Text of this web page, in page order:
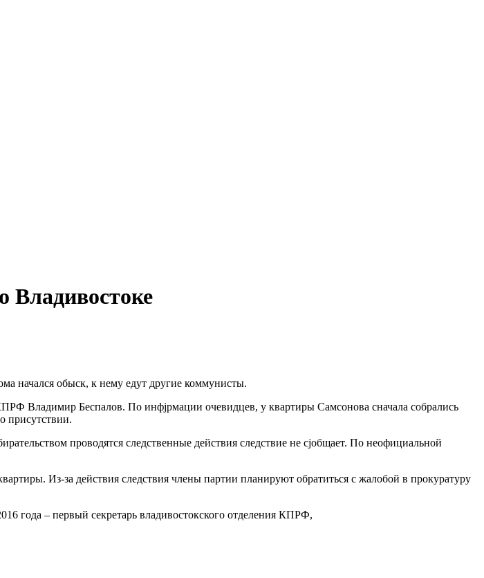
Владивостоке
начался обыск, к нему едут другие коммунисты.
Владимир Беспалов. По инфjрмации очевидцев, у квартиры Самсонова сначала собрались
присутствии.
проводятся следственные действия следствие не сjобщает. По неофициальной
Из-за действия следcтвия члены партии планируют обратиться с жалобой в прокуратуру
года – первый секретарь владивостокского отделения КПРФ,